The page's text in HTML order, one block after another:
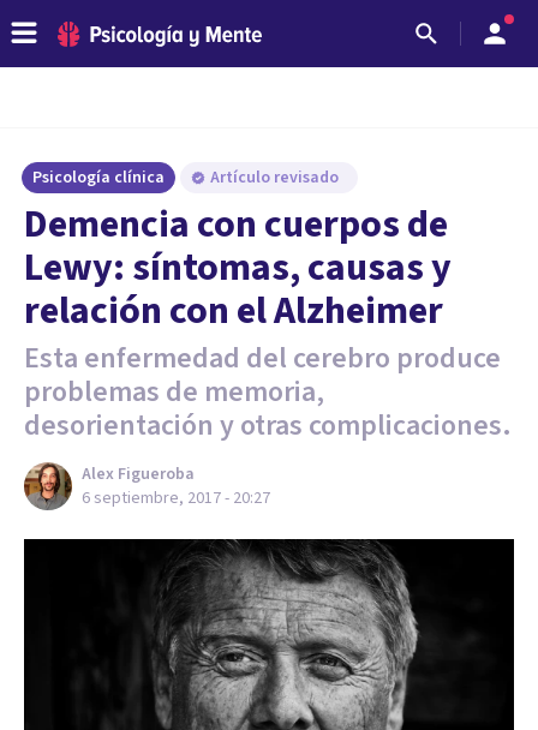
Psicología clínica Artículo revisado
Demencia con cuerpos de
Lewy: síntomas, causas y
relación con el Alzheimer
Esta enfermedad del cerebro produce
problemas de memoria,
desorientación y otras complicaciones.
Alex Figueroba
6 septiembre, 2017 - 20:27